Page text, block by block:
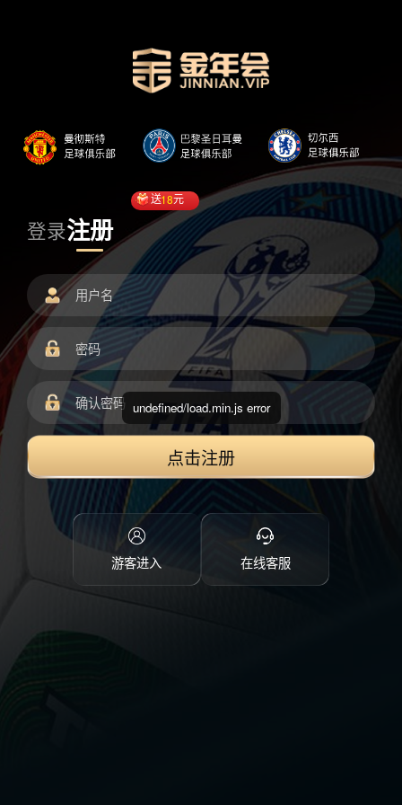
登录注册
送18元
点击注册
游客进入 在线客服
undefined/load.min.js error